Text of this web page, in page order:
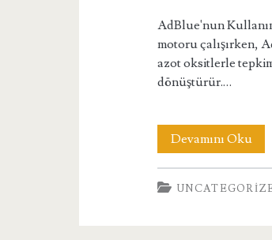
AdBlue'nun
motoru çalışırken,
azot oksitlerle
dönüştürür.…
Devamını Oku